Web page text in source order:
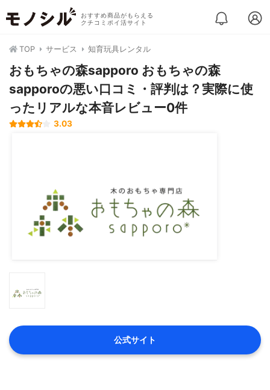
おすすめ商品がもらえる
クチコミポイ活サイト
TOP サービス 知育玩具レンタル
おもちゃの森sapporo おもちゃの森
sapporoの悪い口コミ・評判は？実際に使
ったリアルな本音レビュー0件
3.03
公式サイト